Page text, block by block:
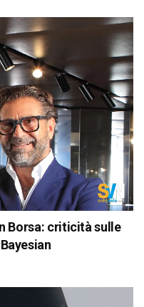
Borsa: criticità sulle